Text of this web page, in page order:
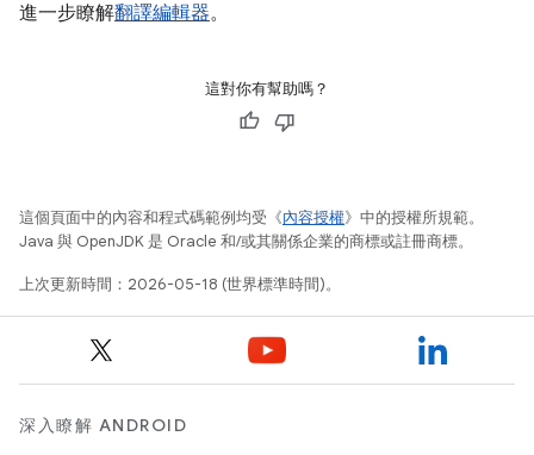
進一步瞭解翻譯編輯器。
這對你有幫助嗎？
這個頁面中的內容和程式碼範例均受《內容授權》中的授權所規範。
Java 與 OpenJDK 是 Oracle 和/或其關係企業的商標或註冊商標。
上次更新時間：2026-05-18 (世界標準時間)。
深入瞭解 ANDROID